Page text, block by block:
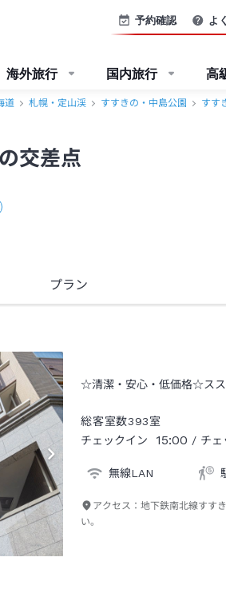
予約確認 よ
海外旅行 国内旅行 高
道 札幌・定山渓 すすきの・中島公園 すす
交差点
プラン
☆清潔・安心・低価格☆スス
総客室数393室
チェックイン
15:00 / チェ
無線LAN
アクセス：地下鉄南北線すす
い。